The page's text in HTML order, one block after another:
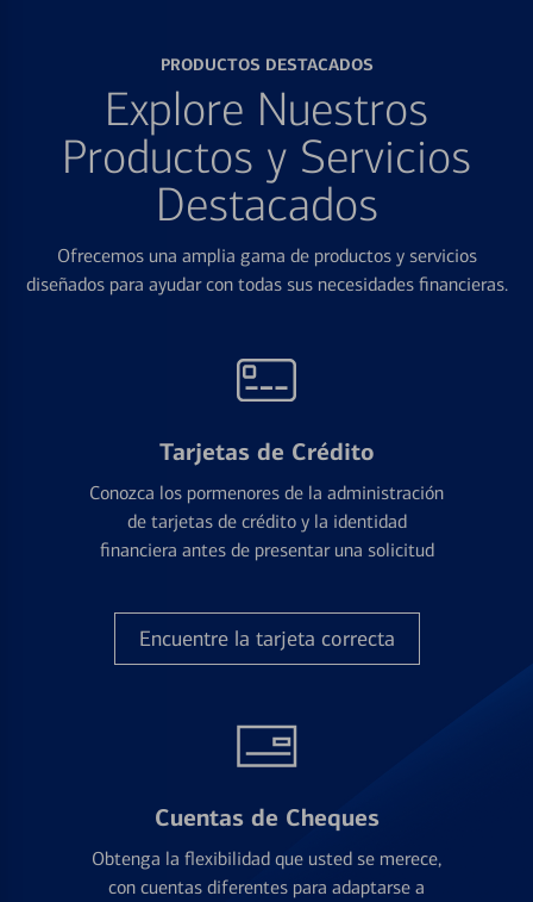
PRODUCTOS DESTACADOS
Explore Nuestros
Productos y Servicios
Destacados
Ofrecemos una amplia gama de productos y servicios
diseñados para ayudar con todas sus necesidades financieras.
Tarjetas de Crédito
Conozca los pormenores de la administración
de tarjetas de crédito y la identidad
financiera antes de presentar una solicitud
Encuentre la tarjeta correcta
Cuentas de Cheques
Obtenga la flexibilidad que usted se merece,
con cuentas diferentes para adaptarse a